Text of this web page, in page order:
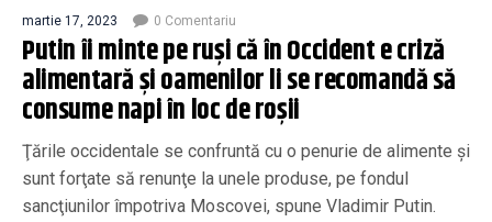
martie 17, 2023 0 Comentariu
Putin îi minte pe ruși că în Occident e criză
alimentară și oamenilor li se recomandă să
consume napi în loc de roșii
Ţările occidentale se confruntă cu o penurie de alimente şi
sunt forţate să renunţe la unele produse, pe fondul
sancţiunilor împotriva Moscovei, spune Vladimir Putin.